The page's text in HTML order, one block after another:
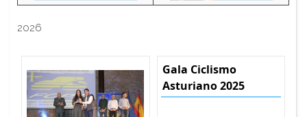
2026
Gala Ciclismo
Asturiano 2025